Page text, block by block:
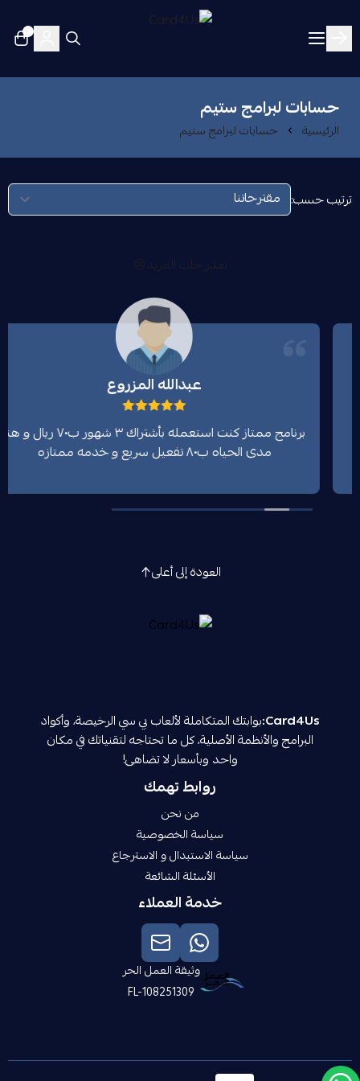
٠
حسابات لبرامج ستيم
الرئيسية حسابات لبرامج ستيم
ترتيب حسب:
تعذر جلب المزيد😢
عبدالله المزروع
برنامج ممتاز كنت استعمله بأشتراك ٣ شهور ب٧٠ ريال و هنا
مدى الحياه ب٨٠ تفعيل سريع و خدمه ممتازه
العودة إلى أعلى
Card4Us: بوابتك المتكاملة لألعاب بي سي الرخيصة، وأكواد
البرامج والأنظمة الأصلية، كل ما تحتاجه لتقنياتك في مكان
واحد وبأسعار لا تضاهى!
روابط تهمك
من نحن
سياسة الخصوصية
سياسة الاستبدال و الاسترجاع
الأسئلة الشائعة
خدمة العملاء
وثيقة العمل الحر
FL-108251309